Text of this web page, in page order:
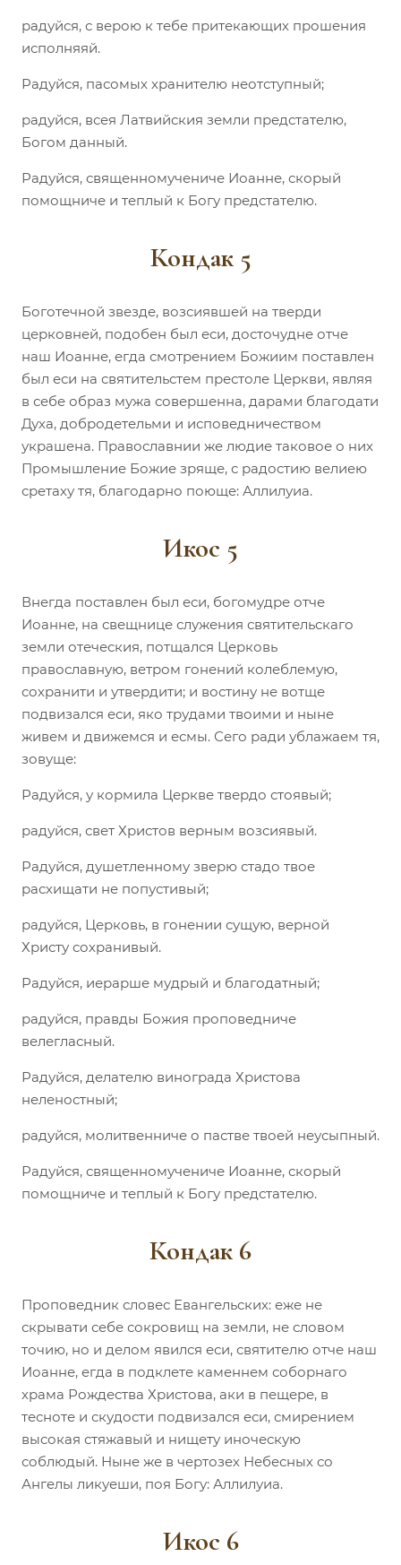
радуйся, с верою к тебе притекающих прошения
исполняяй.
Радуйся, пасомых хранителю неотступный;
радуйся, всея Латвийския земли предстателю,
Богом данный.
Радуйся, священномучениче Иоанне, скорый
помощниче и теплый к Богу предстателю.
Кондак 5
Боготечной звезде, возсиявшей на тверди
церковней, подобен был еси, досточудне отче
наш Иоанне, егда смотрением Божиим поставлен
был еси на святительстем престоле Церкви, являя
в себе образ мужа совершенна, дарами благодати
Духа, добродетельми и исповедничеством
украшена. Православнии же людие таковое о них
Промышление Божие зряще, с радостию велиею
сретаху тя, благодарно поюще: Аллилуиа.
Икос 5
Внегда поставлен был еси, богомудре отче
Иоанне, на свещнице служения святительскаго
земли отеческия, потщался Церковь
православную, ветром гонений колеблемую,
сохранити и утвердити; и востину не вотще
подвизался еси, яко трудами твоими и ныне
живем и движемся и есмы. Сего ради ублажаем тя,
зовуще:
Радуйся, у кормила Церкве твердо стоявый;
радуйся, свет Христов верным возсиявый.
Радуйся, душетленному зверю стадо твое
расхищати не попустивый;
радуйся, Церковь, в гонении сущую, верной
Христу сохранивый.
Радуйся, иерарше мудрый и благодатный;
радуйся, правды Божия проповедниче
велегласный.
Радуйся, делателю винограда Христова
неленостный;
радуйся, молитвенниче о пастве твоей неусыпный.
Радуйся, священномучениче Иоанне, скорый
помощниче и теплый к Богу предстателю.
Кондак 6
Проповедник словес Евангельских: еже не
скрывати себе сокровищ на земли, не словом
точию, но и делом явился еси, святителю отче наш
Иоанне, егда в подклете каменнем соборнаго
храма Рождества Христова, аки в пещере, в
тесноте и скудости подвизался еси, смирением
высокая стяжавый и нищету иноческую
соблюдый. Ныне же в чертозех Небесных со
Ангелы ликуеши, поя Богу: Аллилуиа.
Икос 6